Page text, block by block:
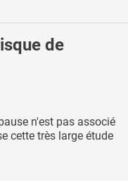
de
n'est pas associé
cette très large étude